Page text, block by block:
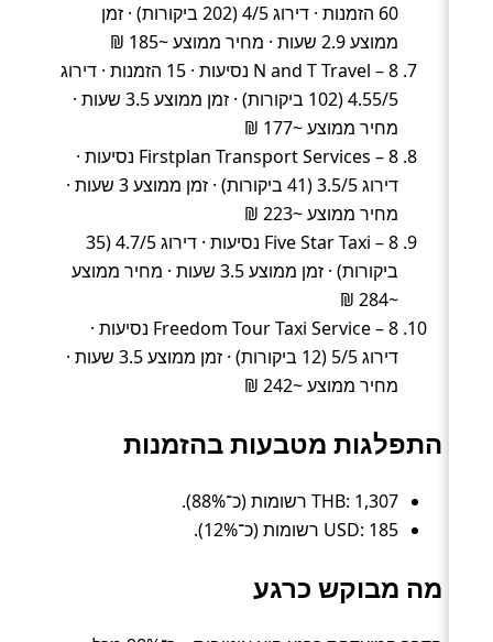
60 הזמנות · דירוג 4/5 (202 ביקורות) · זמן
ממוצע 2.9 שעות · מחיר ממוצע ~185 ₪
N and T Travel – 8 נסיעות · 15 הזמנות · דירוג
4.55/5 (102 ביקורות) · זמן ממוצע 3.5 שעות ·
מחיר ממוצע ~177 ₪
Firstplan Transport Services – 8 נסיעות ·
דירוג 3.5/5 (41 ביקורות) · זמן ממוצע 3 שעות ·
מחיר ממוצע ~223 ₪
Five Star Taxi – 8 נסיעות · דירוג 4.7/5 (35
ביקורות) · זמן ממוצע 3.5 שעות · מחיר ממוצע
~284 ₪
Freedom Tour Taxi Service – 8 נסיעות ·
דירוג 5/5 (12 ביקורות) · זמן ממוצע 3.5 שעות ·
מחיר ממוצע ~242 ₪
התפלגות מטבעות בהזמנות
THB: 1,307 רשומות (כ־88%).
USD: 185 רשומות (כ־12%).
מה מבוקש כרגע